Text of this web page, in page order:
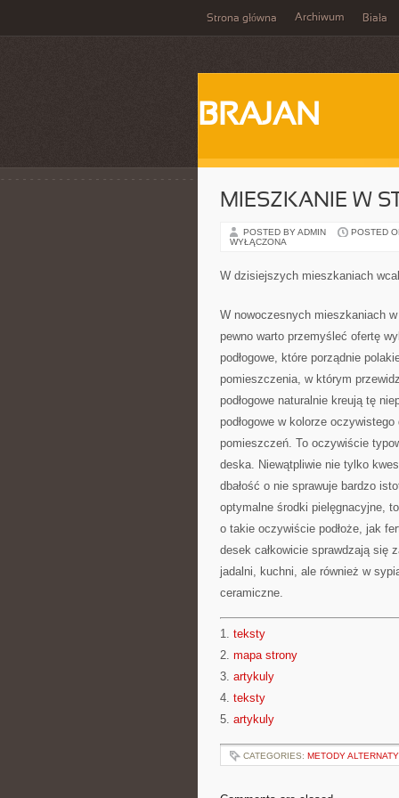
Strona główna Archiwum Biała
BRAJAN
MIESZKANIE W
POSTED BY ADMIN POSTED
WYŁĄCZONA
W dzisiejszych mieszkaniach
W nowoczesnych mieszkaniach
pewno warto przemyśleć ofertę
podłogowe, które porządnie
pomieszczenia, w którym
podłogowe naturalnie kreują tę
podłogowe w kolorze
pomieszczeń. To oczywiście
deska. Niewątpliwie nie tylko
dbałość o nie sprawuje bardzo
optymalne środki pielęgnacyjne,
o takie oczywiście podłoże, jak
desek całkowicie sprawdzają się
jadalni, kuchni, ale również w
ceramiczne.
1. teksty
2. mapa strony
3. artykuly
4. teksty
5. artykuly
CATEGORIES: METODY